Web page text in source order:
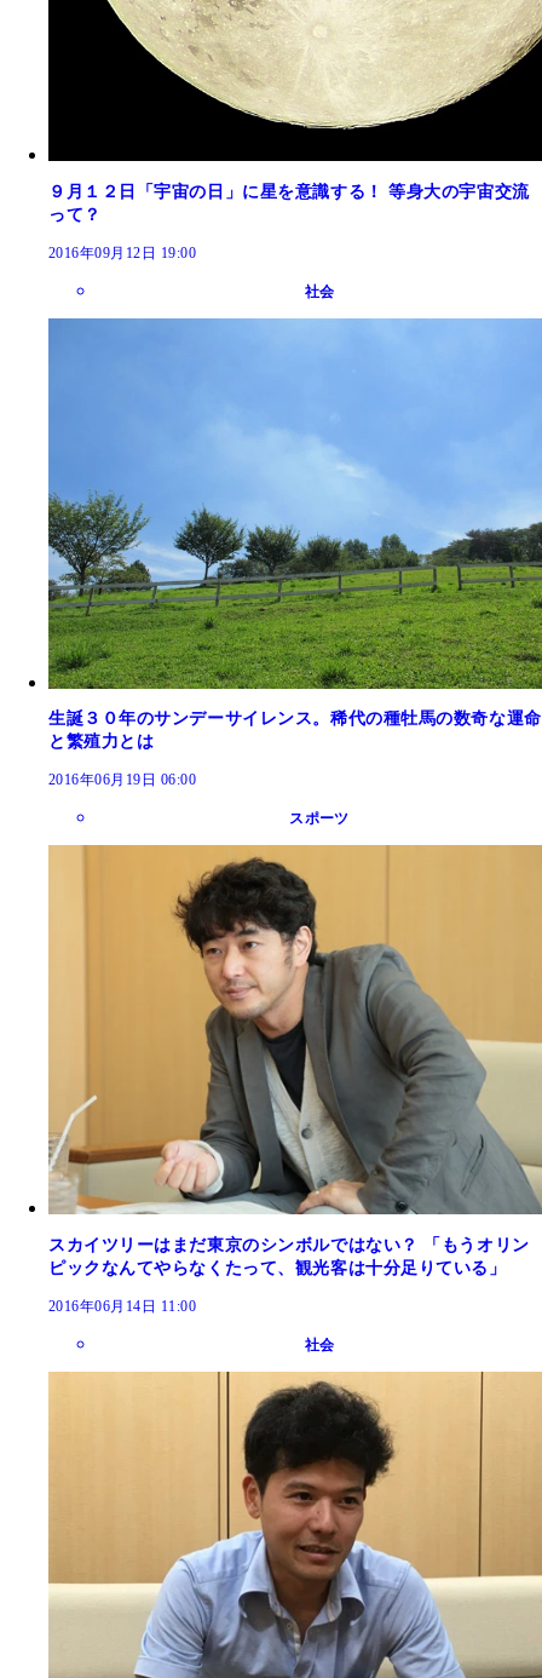
９月１２日「宇宙の日」に星を意識する！ 等身大の宇宙交流
って？
2016年09月12日 19:00
社会
生誕３０年のサンデーサイレンス。稀代の種牡馬の数奇な運命
と繁殖力とは
2016年06月19日 06:00
スポーツ
スカイツリーはまだ東京のシンボルではない？ 「もうオリン
ピックなんてやらなくたって、観光客は十分足りている」
2016年06月14日 11:00
社会